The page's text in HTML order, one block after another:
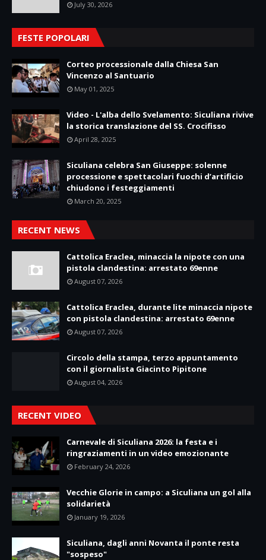
July 30, 2026
FESTE POPOLARI
Corteo processionale dalla Chiesa San
Vincenzo al Santuario
May 01, 2025
Video - L'alba dello Svelamento: Siculiana rivive
la storica translazione del SS. Crocifisso
April 28, 2025
Siculiana celebra San Giuseppe: solenne
processione e spettacolari fuochi d’artificio
chiudono i festeggiamenti
March 20, 2025
RECENT NEWS
Cattolica Eraclea, minaccia la nipote con una
pistola clandestina: arrestato 69enne
August 07, 2026
Cattolica Eraclea, durante lite minaccia nipote
con pistola clandestina: arrestato 69enne
August 07, 2026
Circolo della stampa, terzo appuntamento
con il giornalista Giacinto Pipitone
August 04, 2026
RECENT VIDEO
Carnevale di Siculiana 2026: la festa e i
ringraziamenti in un video emozionante
February 24, 2026
Vecchie Glorie in campo: a Siculiana un gol alla
solidarietà
January 19, 2026
Siculiana, dagli anni Novanta il ponte resta
"sospeso"